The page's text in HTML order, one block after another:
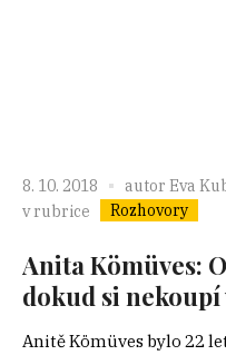
8. 10. 2018 autor Eva
v rubrice
Rozhovory
Anita Kömüves:
dokud si nekoupí
Anitě Kömüves bylo 22